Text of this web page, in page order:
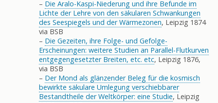
– Die Aralo-Kaspi-Niederung und ihre Befunde im
Lichte der Lehre von den säkularen Schwankungen
des Seespiegels und der Wärmezonen, Leipzig 1874
via BSB
– Die Gezeiten, ihre Folge- und Gefolge-
Erscheinungen: weitere Studien an Parallel-Flutkurven
entgegengesetzter Breiten, etc. etc, Leipzig 1876,
via BSB
– Der Mond als glänzender Beleg für die kosmisch
bewirkte säkulare Umlegung verschiebbarer
Bestandtheile der Weltkörper: eine Studie, Leipzig